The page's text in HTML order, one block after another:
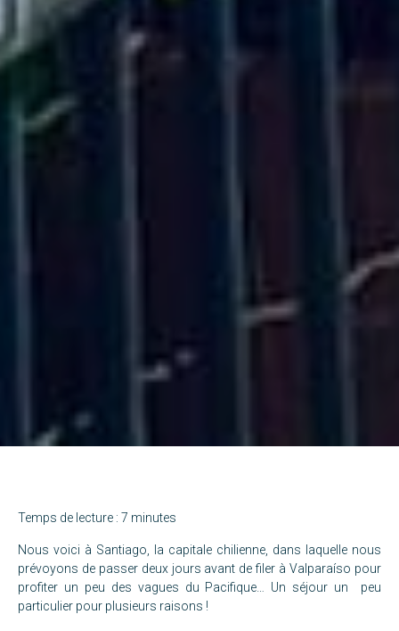
Temps de lecture : 7 minutes
Nous voici à Santiago, la capitale chilienne, dans laquelle nous
prévoyons de passer deux jours avant de filer à Valparaíso pour
profiter un peu des vagues du Pacifique… Un séjour un peu
particulier pour plusieurs raisons !